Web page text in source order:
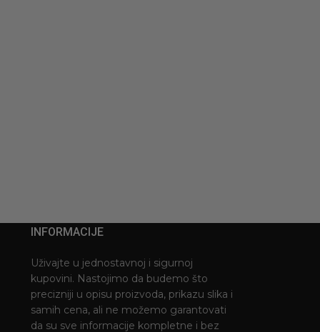
INFORMACIJE
Uživajte u jednostavnoj i sigurnoj
kupovini. Nastojimo da budemo što
precizniji u opisu proizvoda, prikazu slika i
samih cena, ali ne možemo garantovati
da su sve informacije kompletne i bez